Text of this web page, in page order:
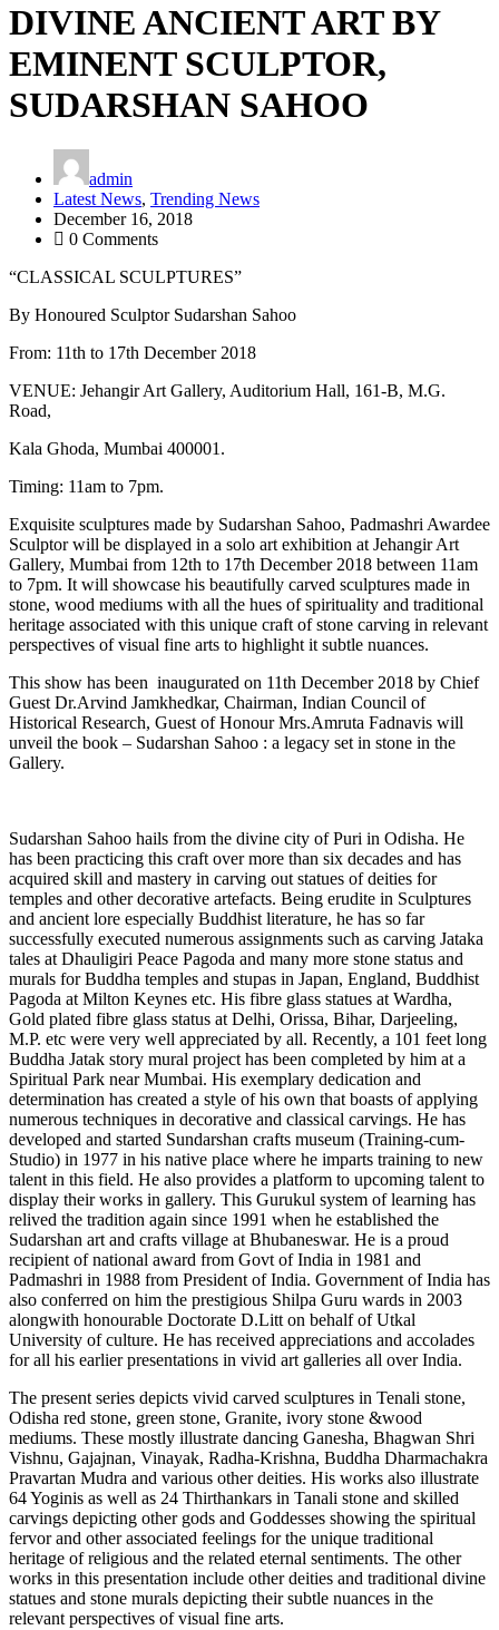
DIVINE ANCIENT ART BY
EMINENT SCULPTOR,
SUDARSHAN SAHOO
admin
Latest News, Trending News
December 16, 2018
0 Comments
“CLASSICAL SCULPTURES”
By Honoured Sculptor Sudarshan Sahoo
From: 11th to 17th December 2018
VENUE: Jehangir Art Gallery, Auditorium Hall, 161-B, M.G.
Road,
Kala Ghoda, Mumbai 400001.
Timing: 11am to 7pm.
Exquisite sculptures made by Sudarshan Sahoo, Padmashri Awardee
Sculptor will be displayed in a solo art exhibition at Jehangir Art
Gallery, Mumbai from 12th to 17th December 2018 between 11am
to 7pm. It will showcase his beautifully carved sculptures made in
stone, wood mediums with all the hues of spirituality and traditional
heritage associated with this unique craft of stone carving in relevant
perspectives of visual fine arts to highlight it subtle nuances.
This show has been inaugurated on 11th December 2018 by Chief
Guest Dr.Arvind Jamkhedkar, Chairman, Indian Council of
Historical Research, Guest of Honour Mrs.Amruta Fadnavis will
unveil the book – Sudarshan Sahoo : a legacy set in stone in the
Gallery.
Sudarshan Sahoo hails from the divine city of Puri in Odisha. He
has been practicing this craft over more than six decades and has
acquired skill and mastery in carving out statues of deities for
temples and other decorative artefacts. Being erudite in Sculptures
and ancient lore especially Buddhist literature, he has so far
successfully executed numerous assignments such as carving Jataka
tales at Dhauligiri Peace Pagoda and many more stone status and
murals for Buddha temples and stupas in Japan, England, Buddhist
Pagoda at Milton Keynes etc. His fibre glass statues at Wardha,
Gold plated fibre glass status at Delhi, Orissa, Bihar, Darjeeling,
M.P. etc were very well appreciated by all. Recently, a 101 feet long
Buddha Jatak story mural project has been completed by him at a
Spiritual Park near Mumbai. His exemplary dedication and
determination has created a style of his own that boasts of applying
numerous techniques in decorative and classical carvings. He has
developed and started Sundarshan crafts museum (Training-cum-
Studio) in 1977 in his native place where he imparts training to new
talent in this field. He also provides a platform to upcoming talent to
display their works in gallery. This Gurukul system of learning has
relived the tradition again since 1991 when he established the
Sudarshan art and crafts village at Bhubaneswar. He is a proud
recipient of national award from Govt of India in 1981 and
Padmashri in 1988 from President of India. Government of India has
also conferred on him the prestigious Shilpa Guru wards in 2003
alongwith honourable Doctorate D.Litt on behalf of Utkal
University of culture. He has received appreciations and accolades
for all his earlier presentations in vivid art galleries all over India.
The present series depicts vivid carved sculptures in Tenali stone,
Odisha red stone, green stone, Granite, ivory stone &wood
mediums. These mostly illustrate dancing Ganesha, Bhagwan Shri
Vishnu, Gajajnan, Vinayak, Radha-Krishna, Buddha Dharmachakra
Pravartan Mudra and various other deities. His works also illustrate
64 Yoginis as well as 24 Thirthankars in Tanali stone and skilled
carvings depicting other gods and Goddesses showing the spiritual
fervor and other associated feelings for the unique traditional
heritage of religious and the related eternal sentiments. The other
works in this presentation include other deities and traditional divine
statues and stone murals depicting their subtle nuances in the
relevant perspectives of visual fine arts.